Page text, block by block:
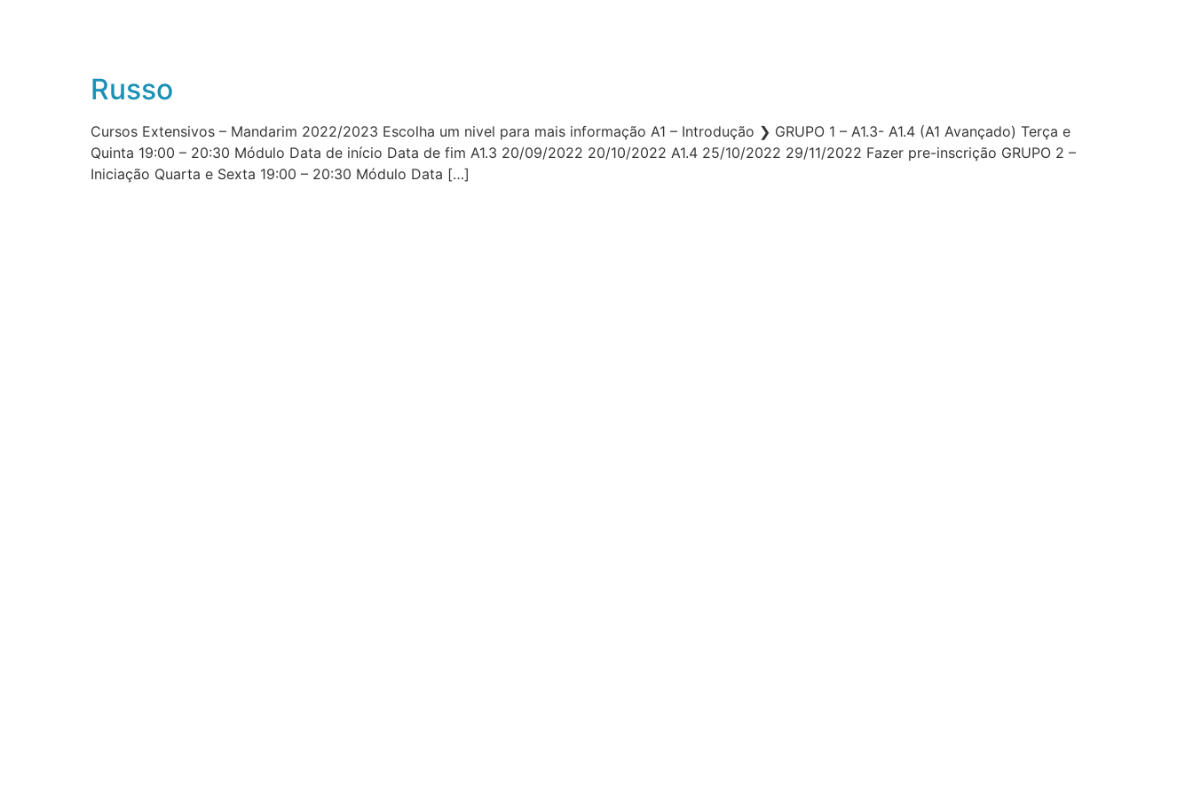
Russo
Cursos Extensivos – Mandarim 2022/2023 Escolha um nivel para mais informação A1 – Introdução ❯ GRUPO 1 – A1.3- A1.4 (A1 Avançado) Terça e
Quinta 19:00 – 20:30 Módulo Data de início Data de fim A1.3 20/09/2022 20/10/2022 A1.4 25/10/2022 29/11/2022 Fazer pre-inscrição GRUPO 2 –
Iniciação Quarta e Sexta 19:00 – 20:30 Módulo Data […]